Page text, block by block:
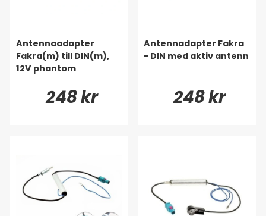
Antennaadapter
Fakra(m) till DIN(m),
12V phantom
248 kr
Antennadapter Fakra
- DIN med aktiv antenn
248 kr